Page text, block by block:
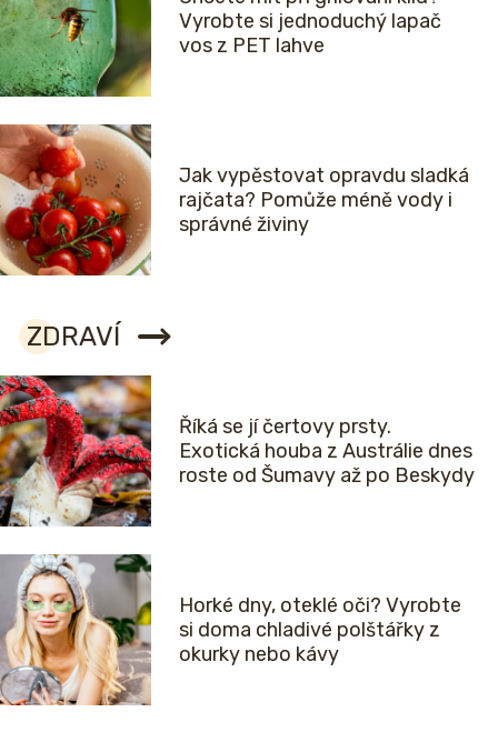
Vyrobte si jednoduchý lapač
vos z PET lahve
Jak vypěstovat opravdu sladká
rajčata? Pomůže méně vody i
správné živiny
ZDRAVÍ
Říká se jí čertovy prsty.
Exotická houba z Austrálie dnes
roste od Šumavy až po Beskydy
Horké dny, oteklé oči? Vyrobte
si doma chladivé polštářky z
okurky nebo kávy